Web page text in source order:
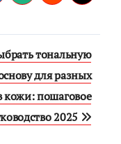
тональную
для разных
кожи: пошаговое
2025